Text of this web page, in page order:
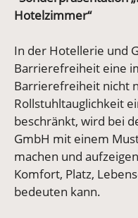
Hotelzimmer“
In der Hotellerie und
Barrierefreiheit eine
Barrierefreiheit nicht
Rollstuhltauglichkeit
beschränkt, wird bei
GmbH mit einem
machen und
Komfort, Platz,
bedeuten kann.